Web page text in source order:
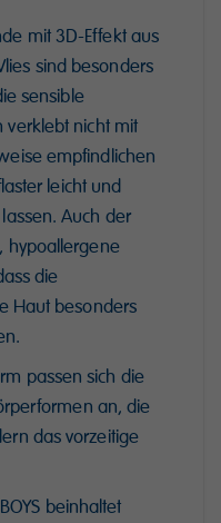
mit 3D-Effekt aus
sind besonders
sensible
verklebt nicht mit
empfindlichen
leicht und
Auch der
hypoallergene
die
Haut besonders
passen sich die
an, die
das vorzeitige
beinhaltet